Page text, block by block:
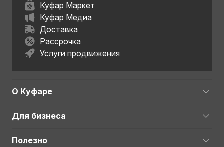
Куфар Маркет
Куфар Медиа
Доставка
Рассрочка
Услуги продвижения
О Куфаре
Для бизнеса
Полезно